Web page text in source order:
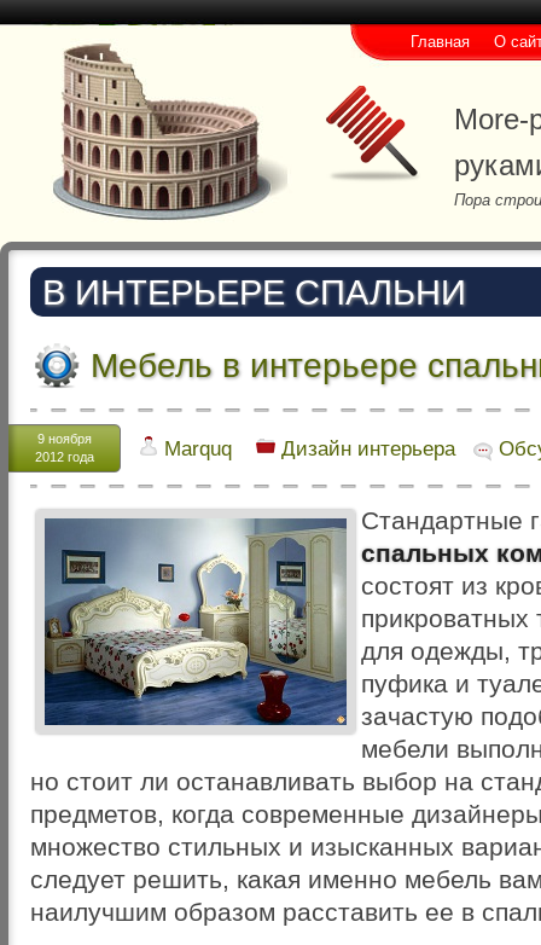
More-
Пора
Главная О
В ИНТЕРЬЕРЕ СПАЛЬНИ
Мебель в интерьере
9 ноября
2012 года
Marquq Дизайн интерьера
Стандартные
спальных
состоят из
для одежды,
пуфика и
зачастую
мебели
но стоит ли останавливать выбор на
предметов, когда современные
множество стильных и изысканных
следует решить, какая именно мебель
наилучшим образом расставить ее в